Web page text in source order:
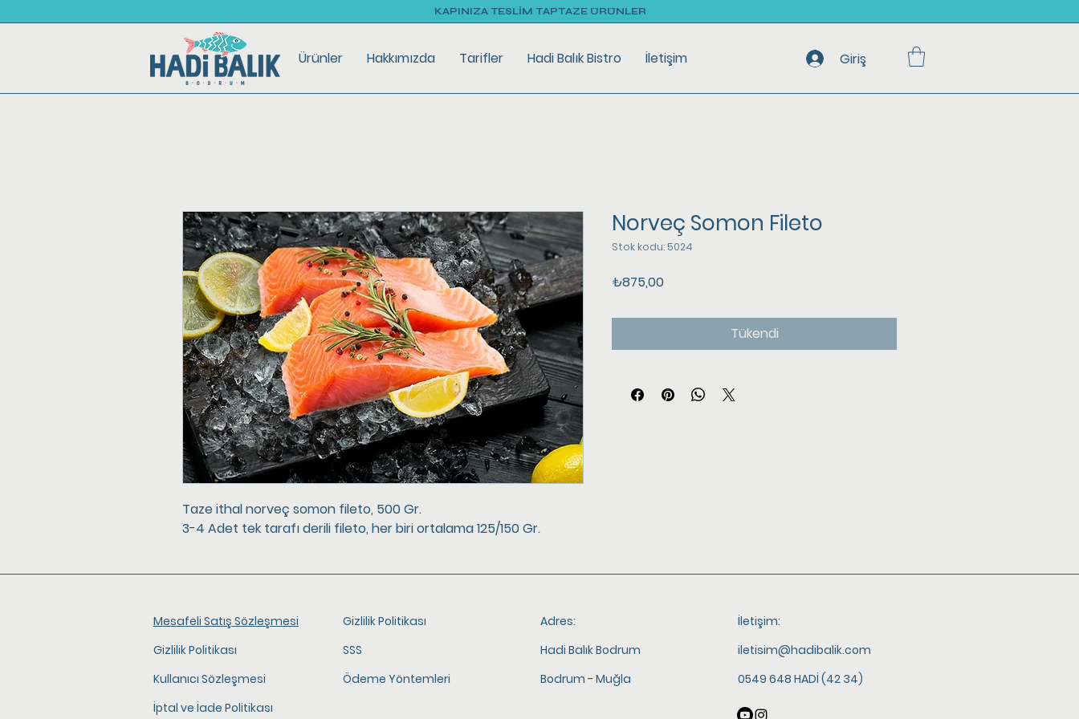
KAPINIZA TESLİM TAPTAZE ÜRÜNLER
Ürünler Hakkımızda Tarifler Hadi Balık Bistro İletişim Giriş
Taze ithal norveç somon fileto, 500 Gr.
3-4 Adet tek tarafı derili fileto, her biri ortalama 125/150 Gr.
Norveç Somon Fileto
Stok kodu: 5024
₺875,00Fiyat
Tükendi
Mesafeli Satış Sözleşmesi
Gizlilik Politikası
Kullanıcı Sözleşmesi
İptal ve İade Politikası
Gizlilik Politikası
SSS
Ödeme Yöntemleri
Adres:
Hadi Balık Bodrum
Bodrum - Muğla
İletişim:
iletisim@hadibalik.com
0549 648 HADİ (42 34)